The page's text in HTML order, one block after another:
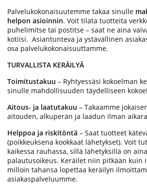
Palvelukokonaisuutemme takaa sinulle
helpon asioinnin. Voit tilata tuotteita
puhelimitse tai postitse – saat ne aina
kotiisi. Asiantunteva ja ystävällinen
osa palvelukokonaisuuttamme.
TURVALLISTA KERÄILYÄ
Toimitustakuu – Ryhtyessäsi kokoelman
sinulle mahdollisuuden täydelliseen
Aitous- ja laatutakuu – Takaamme
aitouden, alkuperän ja laadun ilman
Helppoa ja riskitöntä – Saat tuotteet
(poikkeuksena kookkaat lähetykset). Voit
kaikessa rauhassa, sillä lähetyksillä on
palautusoikeus. Keräilet niin pitkään kuin
milloin tahansa lopettaa keräilyn
asiakaspalveluumme.